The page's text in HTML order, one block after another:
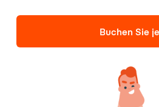
Buchen Sie